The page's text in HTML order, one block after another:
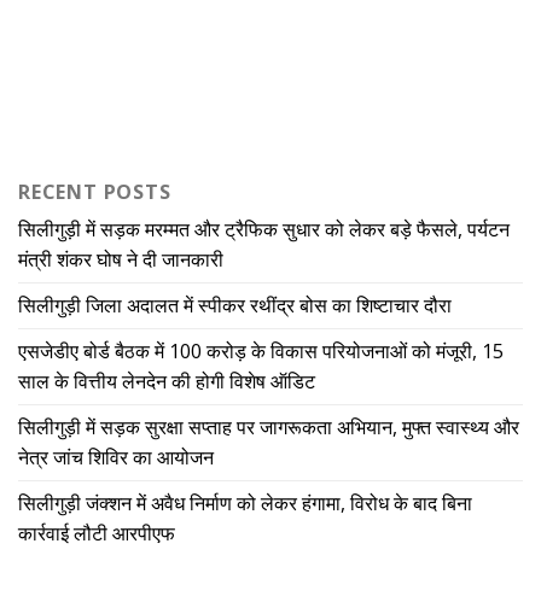
RECENT POSTS
सिलीगुड़ी में सड़क मरम्मत और ट्रैफिक सुधार को लेकर बड़े फैसले, पर्यटन
मंत्री शंकर घोष ने दी जानकारी
सिलीगुड़ी जिला अदालत में स्पीकर रथींद्र बोस का शिष्टाचार दौरा
एसजेडीए बोर्ड बैठक में 100 करोड़ के विकास परियोजनाओं को मंजूरी, 15
साल के वित्तीय लेनदेन की होगी विशेष ऑडिट
सिलीगुड़ी में सड़क सुरक्षा सप्ताह पर जागरूकता अभियान, मुफ्त स्वास्थ्य और
नेत्र जांच शिविर का आयोजन
सिलीगुड़ी जंक्शन में अवैध निर्माण को लेकर हंगामा, विरोध के बाद बिना
कार्रवाई लौटी आरपीएफ